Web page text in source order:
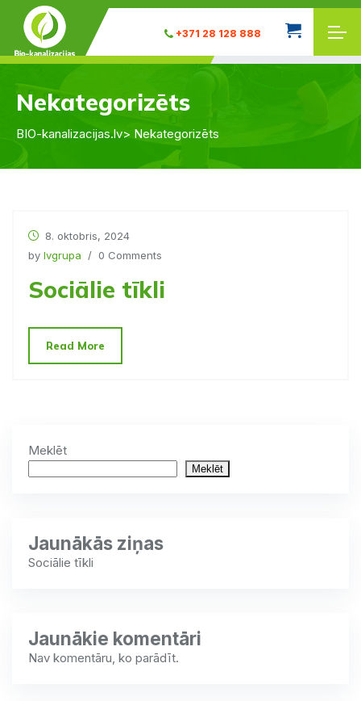
+371 28 128 888
Nekategorizēts
BIO-kanalizacijas.lv> Nekategorizēts
8. oktobris, 2024
by Ivgrupa / 0 Comments
Sociālie tīkli
Read More
Meklēt
Meklēt
Jaunākās ziņas
Sociālie tīkli
Jaunākie komentāri
Nav komentāru, ko parādīt.